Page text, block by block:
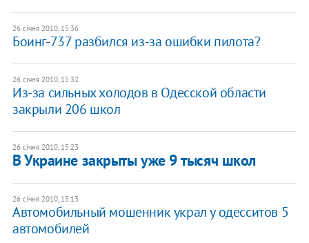
26 січня 2010, 15:36
Боинг-737 разбился из-за ошибки пилота?
26 січня 2010, 15:32
Из-за сильных холодов в Одесской области
закрыли 206 школ
26 січня 2010, 15:23
В Украине закрыты уже 9 тысяч школ
26 січня 2010, 15:13
Автомобильный мошенник украл у одесситов 5
автомобилей